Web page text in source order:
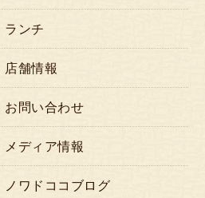
ランチ
店舗情報
お問い合わせ
メディア情報
ノワドココブログ